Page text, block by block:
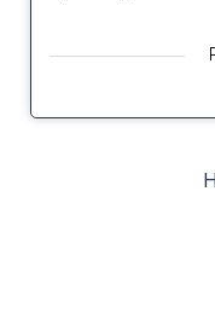
проемом при
Подключение к